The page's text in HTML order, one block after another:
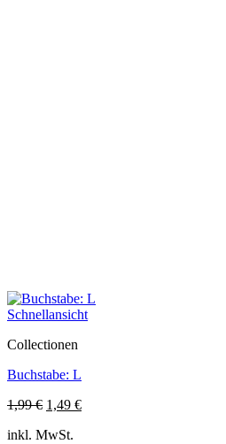
Schnellansicht
Collectionen
Buchstabe: L
1,99€ Ursprünglicher
war:
1,49 €Aktueller
inkl. MwSt.